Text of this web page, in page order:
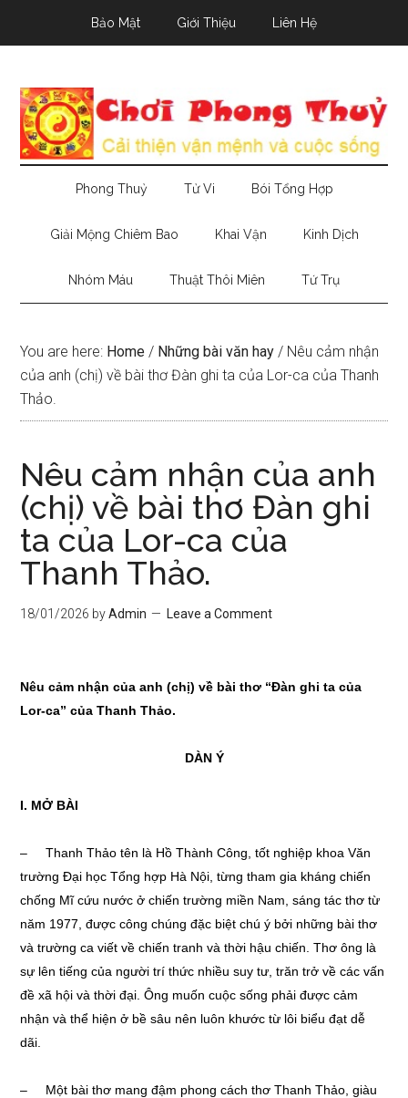
Bảo Mật Giới Thiệu Liên Hệ
Phong Thuỷ Tử Vi Bói Tổng Hợp
Giải Mộng Chiêm Bao Khai Vận Kinh Dịch
Nhóm Máu Thuật Thôi Miên Tứ Trụ
You are here: Home / Những bài văn hay / Nêu cảm nhận
của anh (chị) về bài thơ Đàn ghi ta của Lor-ca của Thanh
Thảo.
Nêu cảm nhận của anh
(chị) về bài thơ Đàn ghi
ta của Lor-ca của
Thanh Thảo.
18/01/2026 byAdmin Leave a Comment
Nêu cảm nhận của anh (chị) về bài thơ “Đàn ghi ta của
Lor-ca” của Thanh Thảo.
DÀN Ý
I. MỞ BÀI
– Thanh Thảo tên là Hồ Thành Công, tốt nghiệp khoa Văn
trường Đại học Tổng hợp Hà Nội, từng tham gia kháng chiến
chống Mĩ cứu nước ở chiến trường miền Nam, sáng tác thơ từ
năm 1977, được công chúng đặc biệt chú ý bởi những bài thơ
và trường ca viết về chiến tranh và thời hậu chiến. Thơ ông là
sự lên tiếng của người trí thức nhiều suy tư, trăn trở về các vấn
đề xã hội và thời đại. Ông muốn cuộc sống phải được cảm
nhận và thể hiện ở bề sâu nên luôn khước từ lôi biểu đạt dễ
dãi.
– Một bài thơ mang đậm phong cách thơ Thanh Thảo, giàu